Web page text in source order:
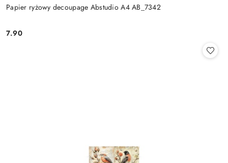
Papier ryżowy decoupage Abstudio A4 AB_7342
Cena:
7.90